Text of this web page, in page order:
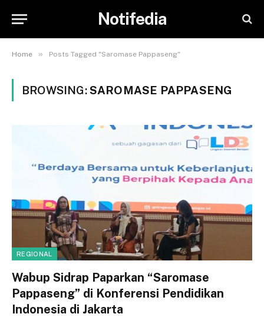
Notifedia
Home » Posts Tagged "Saromase Pappaseng"
BROWSING:SAROMASE PAPPASENG
REGIONAL
Wabup Sidrap Paparkan “Saromase
Pappaseng” di Konferensi Pendidikan
Indonesia di Jakarta